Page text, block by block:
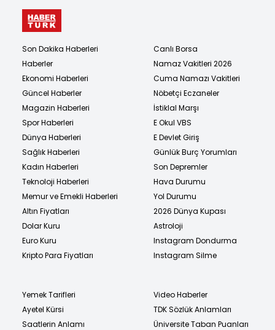
Son Dakika Haberleri
Haberler
Ekonomi Haberleri
Güncel Haberler
Magazin Haberleri
Spor Haberleri
Dünya Haberleri
Sağlık Haberleri
Kadın Haberleri
Teknoloji Haberleri
Memur ve Emekli Haberleri
Altın Fiyatları
Dolar Kuru
Euro Kuru
Kripto Para Fiyatları
Canlı Borsa
Namaz Vakitleri 2026
Cuma Namazı Vakitleri
Nöbetçi Eczaneler
İstiklal Marşı
E Okul VBS
E Devlet Giriş
Günlük Burç Yorumları
Son Depremler
Hava Durumu
Yol Durumu
2026 Dünya Kupası
Astroloji
Instagram Dondurma
Instagram Silme
Yemek Tarifleri
Ayetel Kürsi
Saatlerin Anlamı
Video Haberler
TDK Sözlük Anlamları
Üniversite Taban Puanları